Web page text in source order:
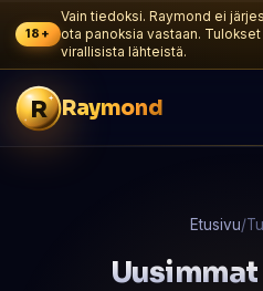
18+
Vain tiedoksi. Raymond ei
ota panoksia vastaan.
virallisista lähteistä.
R Raymond
Etusivu/